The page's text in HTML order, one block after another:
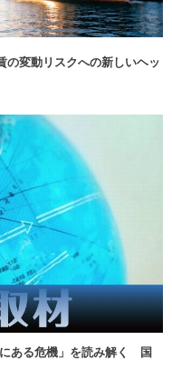
の変動リスクへの新しいヘッ
にある危機」を読み解く 国